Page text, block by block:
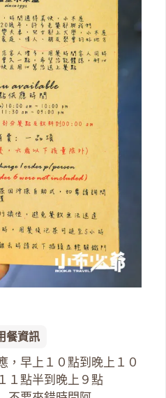
餐資訊
，早上１０點到晚上１０
點半到晚上９點